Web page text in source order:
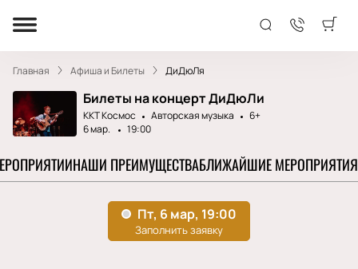
Главная Афиша и Билеты ДиДюЛя
Билеты на концерт ДиДюЛи
ККТ Космос Авторская музыка
6+
6 мар.
19:00
НАШИ ПРЕИМУЩЕСТВАБЛИЖАЙШИЕ МЕРОПРИЯТИЯ